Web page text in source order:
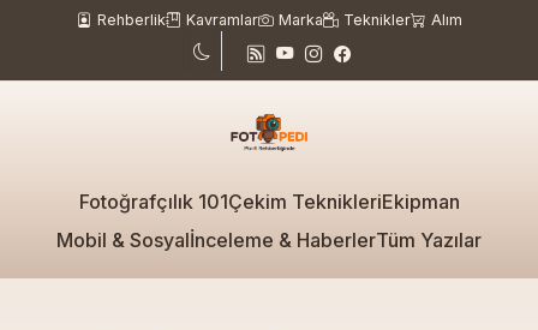
Rehberlik Kavramlar Marka Teknikler Alım
Fotoğrafçılık 101Çekim TeknikleriEkipman
Mobil & Sosyalİnceleme & HaberlerTüm Yazılar